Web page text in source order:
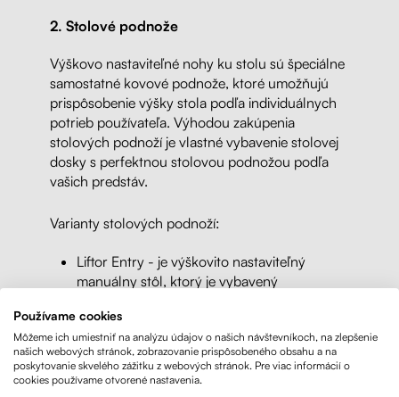
2. Stolové podnože
Výškovo nastaviteľné nohy ku stolu sú špeciálne
samostatné kovové podnože, ktoré umožňujú
prispôsobenie výšky stola podľa individuálnych
potrieb používateľa. Výhodou zakúpenia
stolových podnoží je vlastné vybavenie stolovej
dosky s perfektnou stolovou podnožou podľa
vašich predstáv.
Varianty stolových podnoží:
Liftor Entry - je výškovito nastaviteľný
manuálny stôl, ktorý je vybavený
Tento stôl je navrhnutý tak, aby umožňoval
jednoduchú a pohodlnú zmenu výšky
pracovnej plochy podľa individuálnych
potrieb používateľa bez nutnosti elektriny.
Používame cookies
Môžeme ich umiestniť na analýzu údajov o našich návštevníkoch, na zlepšenie
našich webových stránok, zobrazovanie prispôsobeného obsahu a na
poskytovanie skvelého zážitku z webových stránok. Pre viac informácií o
cookies používame otvorené nastavenia.